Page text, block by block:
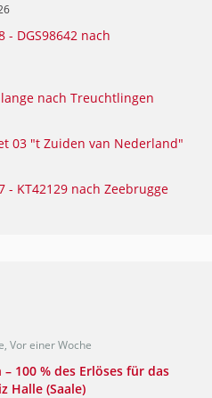
- DGS98642 nach
nach Treuchtlingen
03 "t Zuiden van Nederland"
- KT42129 nach Zeebrugge
Vor einer Woche
100 % des Erlöses für das
Halle (Saale)